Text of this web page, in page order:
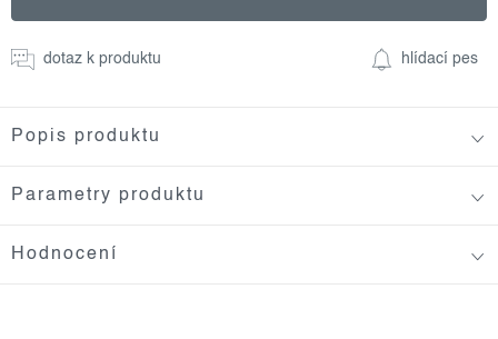
dotaz k produktu hlídací pes
Popis produktu
Parametry produktu
Hodnocení